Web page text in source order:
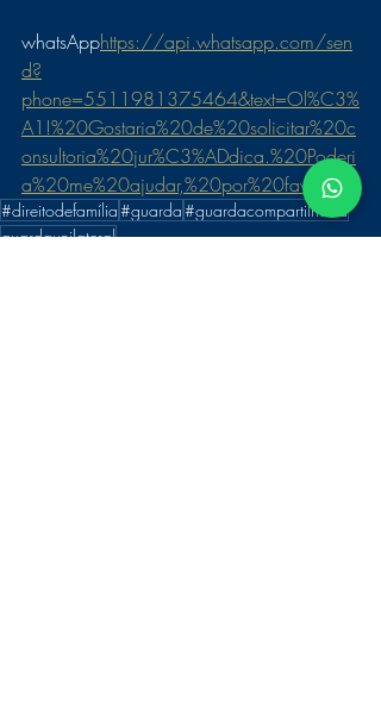
whatsApphttps://api.whatsapp.com/sen
d?
phone=5511981375464&text=Ol%C3%
A1!%20Gostaria%20de%20solicitar%20c
onsultoria%20jur%C3%ADdica.%20Poderi
a%20me%20ajudar,%20por%20favor?
#direitodefamília#guarda#guardacompartilhada
guardaunilateral